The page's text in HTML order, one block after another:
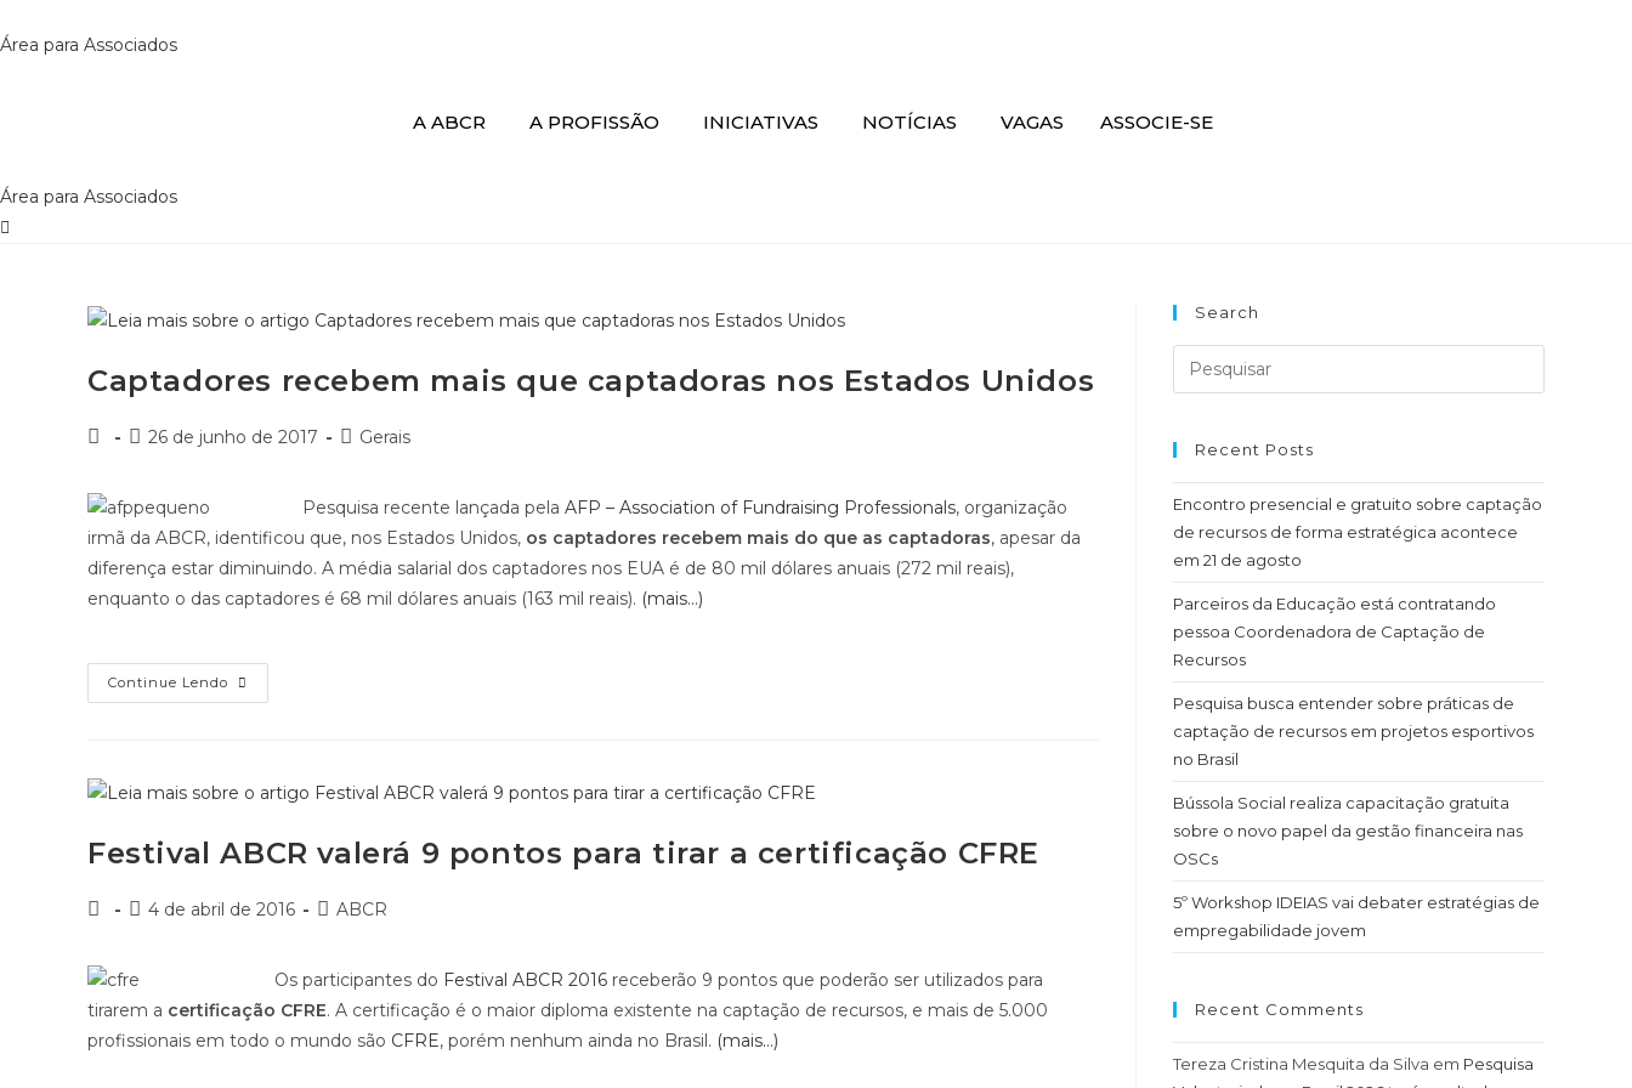
para
Área para Associados
A ABCR A PROFISSÃO INICIATIVAS NOTÍCIAS VAGAS ASSOCIE-SE
Área para Associados
Captadores recebem mais que captadoras nos Estados Unidos
AutorPost26 de junho de 2017
Categoria
Gerais
Pesquisa recente lançada pela AFP – Association of Fundraising Professionals, organização
irmã da ABCR, identificou que, nos Estados Unidos, os captadores recebem mais do que as captadoras, apesar da
diferença estar diminuindo. A média salarial dos captadores nos EUA é de 80 mil dólares anuais (272 mil reais),
enquanto o das captadores é 68 mil dólares anuais (163 mil reais). (mais…)
Continue Lendo Captadores
Recebem
Estados
Unidos
Festival ABCR valerá 9 pontos para tirar a certificação CFRE
AutorPost4 de abril de 2016
Categoria
ABCR
Os participantes do Festival ABCR 2016 receberão 9 pontos que poderão ser utilizados para
tirarem a certificação CFRE. A certificação é o maior diploma existente na captação de recursos, e mais de 5.000
profissionais em todo o mundo são CFRE, porém nenhum ainda no Brasil. (mais…)
Search
Recent Posts
Encontro presencial e gratuito sobre captação
de recursos de forma estratégica acontece
em 21 de agosto
Parceiros da Educação está contratando
pessoa Coordenadora de Captação de
Recursos
Pesquisa busca entender sobre práticas de
captação de recursos em projetos esportivos
no Brasil
Bússola Social realiza capacitação gratuita
sobre o novo papel da gestão financeira nas
OSCs
5º Workshop IDEIAS vai debater estratégias de
empregabilidade jovem
Recent Comments
Tereza Cristina Mesquita da Silva em Pesquisa